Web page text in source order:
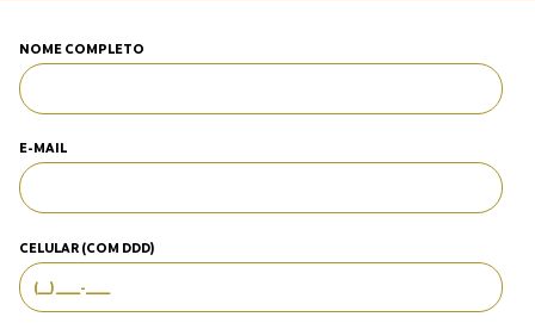
NOME COMPLETO
E-MAIL
CELULAR (COM DDD)